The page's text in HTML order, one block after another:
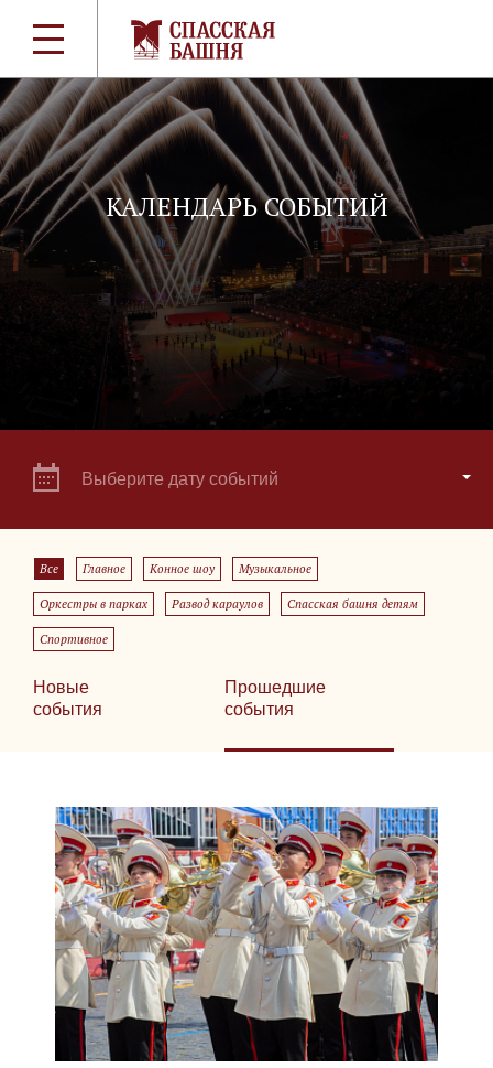
КАЛЕНДАРЬ СОБЫТИЙ
Выберите дату событий
Все Главное Конное шоу Музыкальное
Оркестры в парках Развод караулов Спасская башня детям
Спортивное
Новые
события
Прошедшие
события